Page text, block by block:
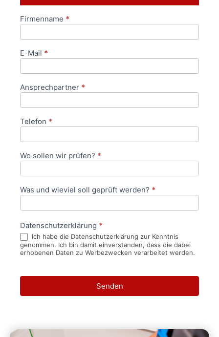
Anfrageformular
Firmenname *
E-Mail *
Ansprechpartner *
Telefon *
Wo sollen wir prüfen? *
Was und wieviel soll geprüft werden? *
Datenschutzerklärung *
Ich habe die Datenschutzerklärung zur Kenntnis
genommen. Ich bin damit einverstanden, dass die dabei
erhobenen Daten zu Werbezwecken verarbeitet werden.
Senden